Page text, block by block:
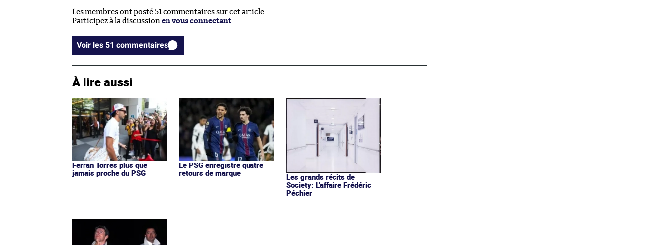
Les membres ont posté 51 commentaires sur cet article.
Participez à la discussion en vous connectant
Voir les 51 commentaires
À lire aussi
Ferran Torres plus que
jamais proche du PSG
Le PSG enregistre quatre
retours de marque
Les grands récits de
Society: L'affaire Frédéric
Péchier